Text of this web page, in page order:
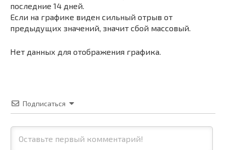
последние 14 дней.
Если на графике виден сильный отрыв от
предыдущих значений, значит сбой массовый.
Нет данных для отображения графика.
Подписаться